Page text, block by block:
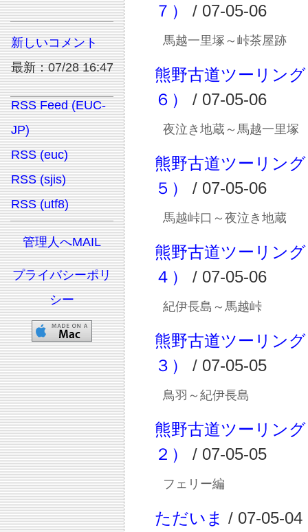
新しいコメント
最新：07/28 16:47
RSS Feed (EUC-
JP)
RSS (euc)
RSS (sjis)
RSS (utf8)
管理人へMAIL
プライバシーポリ
シー
７）
/ 07-05-06
馬越一里塚～峠茶屋跡
熊野古道ツーリン
６）
/ 07-05-06
夜泣き地蔵～馬越一里塚
熊野古道ツーリン
５）
/ 07-05-06
馬越峠口～夜泣き地蔵
熊野古道ツーリン
４）
/ 07-05-06
紀伊長島～馬越峠
熊野古道ツーリン
３）
/ 07-05-05
鳥羽～紀伊長島
熊野古道ツーリン
２）
/ 07-05-05
フェリー編
ただいま / 07-05-04